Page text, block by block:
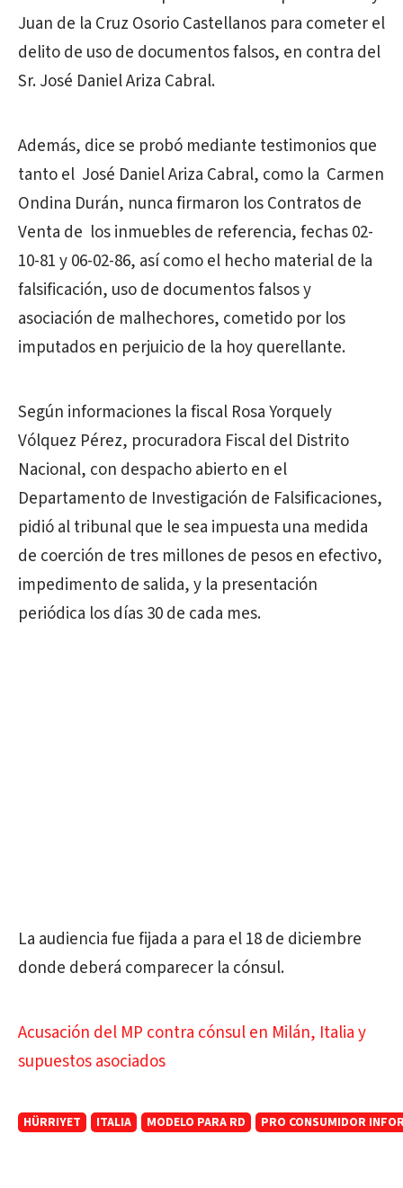
Juan de la Cruz Osorio Castellanos para cometer el
delito de uso de documentos falsos, en contra del
Sr.José Daniel Ariza Cabral.
Además, dice se probó mediante testimonios que
tanto el José Daniel Ariza Cabral, como la Carmen
Ondina Durán, nunca firmaron los Contratos de
Venta de los inmuebles de referencia, fechas 02-
10-81 y 06-02-86, así como el hecho material de la
falsificación, uso de documentos falsos y
asociación de malhechores, cometido por los
imputados en perjuicio de la hoy querellante.
Según informaciones la fiscal Rosa Yorquely
Vólquez Pérez, procuradora Fiscal del Distrito
Nacional, con despacho abierto en el
Departamento de Investigación de Falsificaciones,
pidió al tribunal que le sea impuesta una medida
de coerción de tres millones de pesos en efectivo,
impedimento de salida, y la presentación
periódica los días 30 de cada mes.
La audiencia fue fijada a para el 18 de diciembre
donde deberá comparecer la cónsul.
Acusación del MP contra cónsul en Milán, Italia y
supuestos asociados
HÜRRIYET ITALIA MODELO PARA RD PRO CONSUMIDOR